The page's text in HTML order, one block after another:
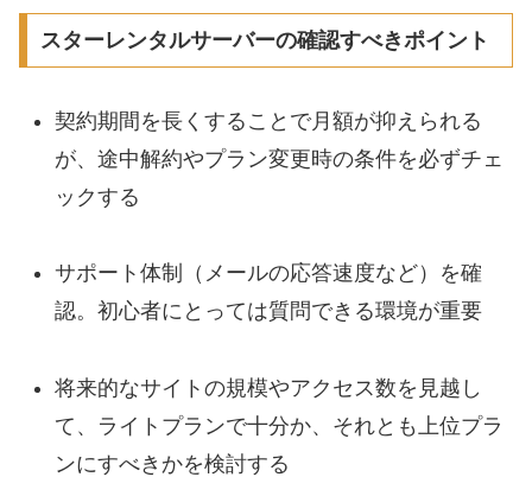
スターレンタルサーバーの確認すべきポイント
契約期間を長くすることで月額が抑えられる
が、途中解約やプラン変更時の条件を必ずチェ
ックする
サポート体制（メールの応答速度など）を確
認。初心者にとっては質問できる環境が重要
将来的なサイトの規模やアクセス数を見越し
て、ライトプランで十分か、それとも上位プラ
ンにすべきかを検討する